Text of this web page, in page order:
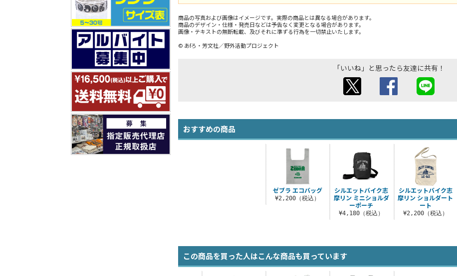
商品の写真および画像はイメージです。実際の商品とは異なる場合があります。
商品のデザイン・仕様・発売日などは予告なく変更となる場合があります。
画像・テキストの無断転載、及びそれに準ずる行為を一切禁止いたします。
© あfろ・芳文社／野外活動プロジェクト
「いいね」と思ったら友達に共有！
おすすめの商品
シルエットバイク志
摩リン ミニショルダ
ーポーチ
¥4,180（税込）
シルエットバイク志
摩リン ショルダート
ート
¥2,200（税込）
ゼブラ エコバッグ
¥2,200（税込）
この商品を買った人はこんな商品も買っています